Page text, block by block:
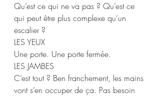
Qu’est ce qui ne va pas ? Qu’est ce
qui peut être plus complexe qu’un
escalier ?
LES YEUX
Une porte. Une porte fermée.
LES JAMBES
C’est tout ? Ben franchement, les mains
vont s’en occuper de ça. Pas besoin